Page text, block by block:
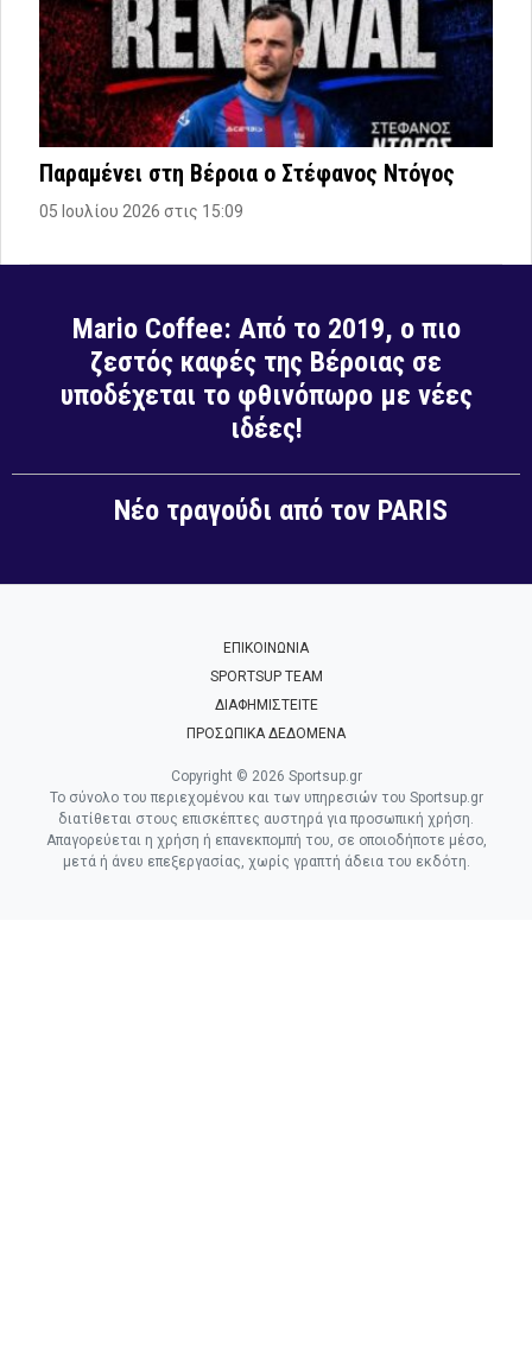
Παραμένει στη Βέροια ο Στέφανος Ντόγος
05 Ιουλίου 2026 στις 15:09
Mario Coffee: Από το 2019, ο πιο
ζεστός καφές της Βέροιας σε
υποδέχεται το φθινόπωρο με νέες
ιδέες!
Νέο τραγούδι από τον PARIS
ΕΠΙΚΟΙΝΩΝΙΑ
SPORTSUP TEAM
ΔΙΑΦΗΜΙΣΤΕΙΤΕ
ΠΡΟΣΩΠΙΚΑ ΔΕΔΟΜΕΝΑ
Copyright © 2026 Sportsup.gr
Το σύνολο του περιεχομένου και των υπηρεσιών του Sportsup.gr
διατίθεται στους επισκέπτες αυστηρά για προσωπική χρήση.
Απαγορεύεται η χρήση ή επανεκπομπή του, σε οποιοδήποτε μέσο,
μετά ή άνευ επεξεργασίας, χωρίς γραπτή άδεια του εκδότη.